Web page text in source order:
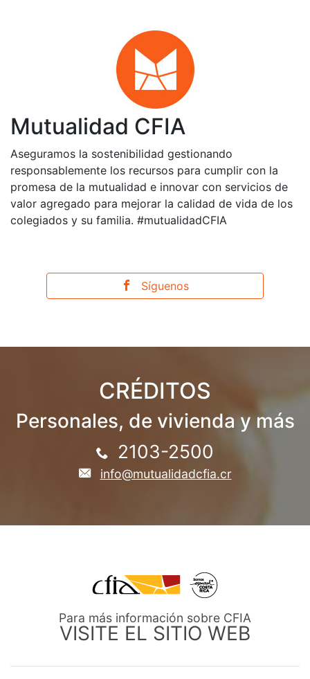
Mutualidad CFIA
Aseguramos la sostenibilidad gestionando
responsablemente los recursos para cumplir con la
promesa de la mutualidad e innovar con servicios de
valor agregado para mejorar la calidad de vida de los
colegiados y su familia. #mutualidadCFIA
Síguenos
CRÉDITOS
Personales, de vivienda y más
2103-2500
info@mutualidadcfia.cr
Para más información sobre CFIA
VISITE EL SITIO WEB